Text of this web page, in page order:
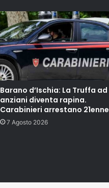
Barano d’Ischia: La Truffa ad
anziani diventa rapina.
Carabinieri arrestano 21enne
7 Agosto 2026